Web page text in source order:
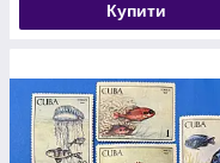
Купити